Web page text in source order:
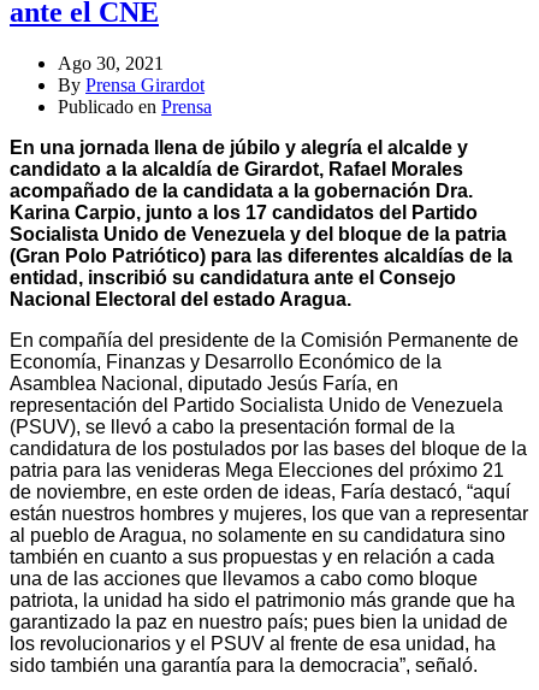
ante el CNE
Ago 30, 2021
By Prensa Girardot
Publicado en Prensa
En una jornada llena de júbilo y alegría el alcalde y
candidato a la alcaldía de Girardot, Rafael Morales
acompañado de la candidata a la gobernación Dra.
Karina Carpio, junto a los 17 candidatos del Partido
Socialista Unido de Venezuela y del bloque de la patria
(Gran Polo Patriótico) para las diferentes alcaldías de la
entidad, inscribió su candidatura ante el Consejo
Nacional Electoral del estado Aragua.
En compañía del presidente de la Comisión Permanente de
Economía, Finanzas y Desarrollo Económico de la
Asamblea Nacional, diputado Jesús Faría, en
representación del Partido Socialista Unido de Venezuela
(PSUV), se llevó a cabo la presentación formal de la
candidatura de los postulados por las bases del bloque de la
patria para las venideras Mega Elecciones del próximo 21
de noviembre, en este orden de ideas, Faría destacó, “aquí
están nuestros hombres y mujeres, los que van a representar
al pueblo de Aragua, no solamente en su candidatura sino
también en cuanto a sus propuestas y en relación a cada
una de las acciones que llevamos a cabo como bloque
patriota, la unidad ha sido el patrimonio más grande que ha
garantizado la paz en nuestro país; pues bien la unidad de
los revolucionarios y el PSUV al frente de esa unidad, ha
sido también una garantía para la democracia”, señaló.